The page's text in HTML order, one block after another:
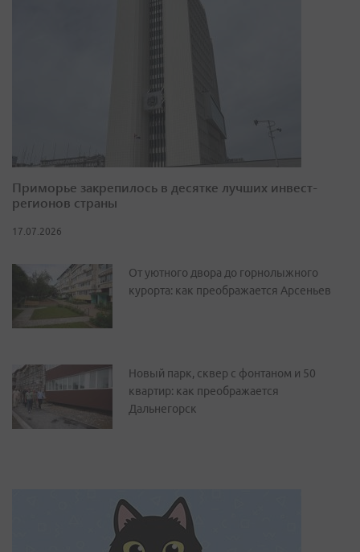
Приморье закрепилось в десятке лучших инвест-
регионов страны
17.07.2026
От уютного двора до горнолыжного
курорта: как преображается Арсеньев
Новый парк, сквер с фонтаном и 50
квартир: как преображается
Дальнегорск